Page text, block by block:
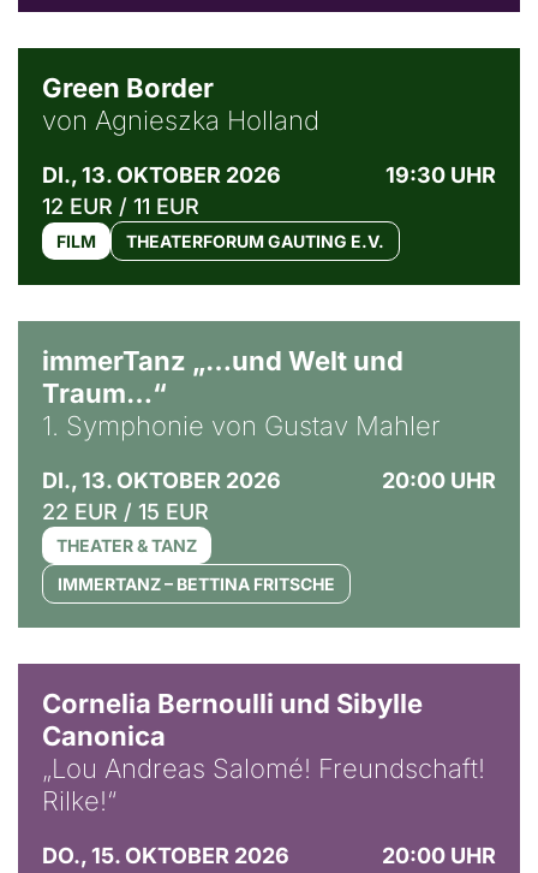
Green Border
von Agnieszka Holland
DI., 13. OKTOBER 2026
19:30 UHR
12 EUR / 11 EUR
FILM THEATERFORUM GAUTING E.V.
immerTanz „…und Welt und
Traum…“
1. Symphonie von Gustav Mahler
DI., 13. OKTOBER 2026
20:00 UHR
22 EUR / 15 EUR
THEATER & TANZ
IMMERTANZ – BETTINA FRITSCHE
Cornelia Bernoulli und Sibylle
Canonica
„Lou Andreas Salomé! Freundschaft!
Rilke!“
DO., 15. OKTOBER 2026
20:00 UHR